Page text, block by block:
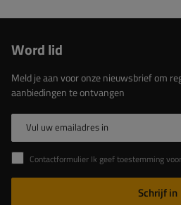
Word lid
Meld je aan voor onze nieuwsbrief om
aanbiedingen te ontvangen
Vul uw emailadres in
Contactformulier Ik geef toestemming voor de verwerking van mijn persoonlijke gegevens in het
Schrijf in